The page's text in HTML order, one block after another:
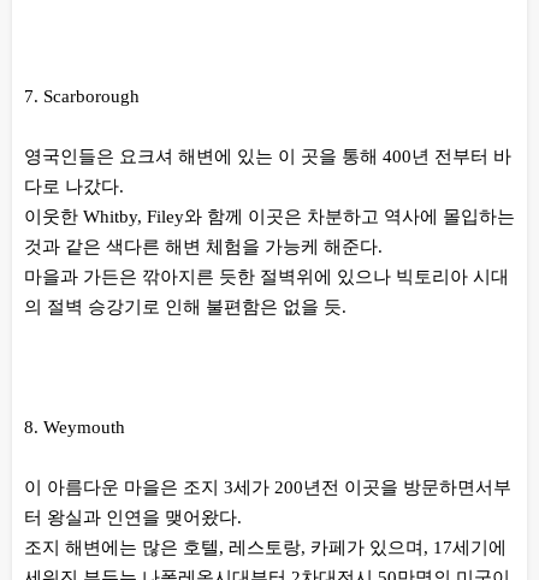
7. Scarborough
영국인들은 요크셔 해변에 있는 이 곳을 통해 400년 전부터 바
다로 나갔다.
이웃한 Whitby, Filey와 함께 이곳은 차분하고 역사에 몰입하는
것과 같은 색다른 해변 체험을 가능케 해준다.
마을과 가든은 깎아지른 듯한 절벽위에 있으나 빅토리아 시대
의 절벽 승강기로 인해 불편함은 없을 듯.
8. Weymouth
이 아름다운 마을은 조지 3세가 200년전 이곳을 방문하면서부
터 왕실과 인연을 맺어왔다.
조지 해변에는 많은 호텔, 레스토랑, 카페가 있으며, 17세기에